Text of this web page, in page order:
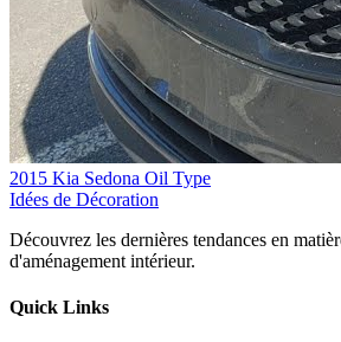
2015 Kia Sedona Oil Type
Idées de Décoration
Découvrez les dernières tendances en
d'aménagement intérieur.
Quick Links